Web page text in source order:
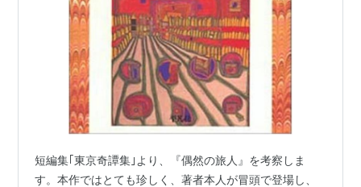
短編集｢東京奇譚集｣より、『偶然の旅人』を考察しま
す。本作ではとても珍しく、著者本人が冒頭で登場し、